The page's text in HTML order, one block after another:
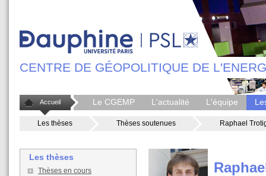
CENTRE DE GÉOPOLITIQUE DE
Accueil Le CGEMP L'actualité L'équipe
Les thèses Thèses soutenues Raphael
Les thèses
Thèses en cours